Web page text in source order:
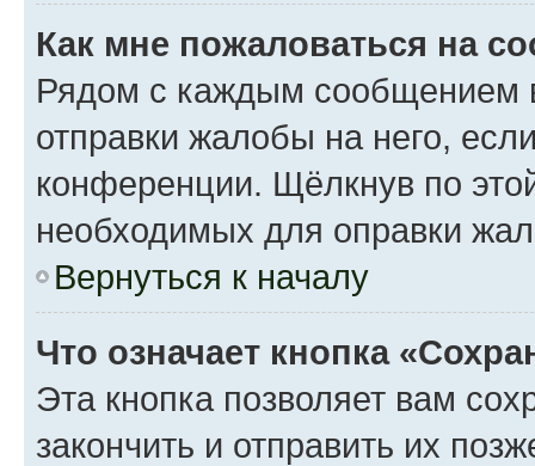
Как мне пожаловаться на
Рядом с каждым сообщением
отправки жалобы на него,
конференции. Щёлкнув по
необходимых для оправки
Вернуться к началу
Что означает кнопка
Эта кнопка позволяет вам
закончить и отправить их